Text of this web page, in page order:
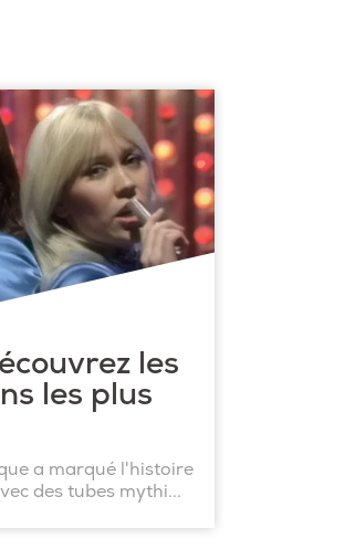
les
les plus
a marqué l'histoire
des tubes mythi...